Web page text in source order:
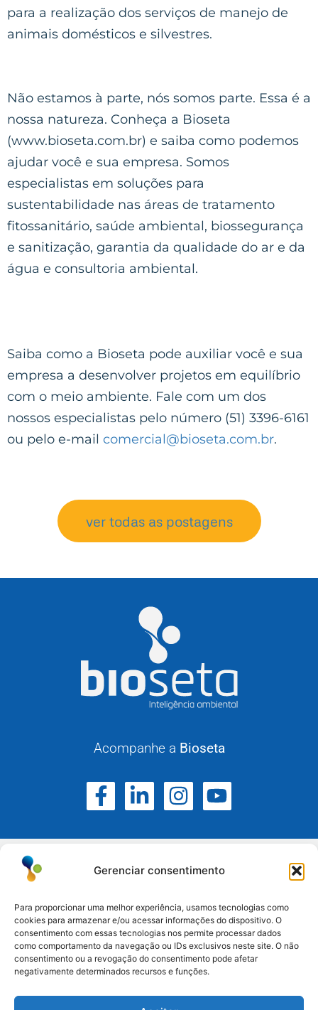
Gerenciar consentimento
Para proporcionar uma melhor experiência, usamos tecnologias como
cookies para armazenar e/ou acessar informações do dispositivo. O
consentimento com essas tecnologias nos permite processar dados
como comportamento da navegação ou IDs exclusivos neste site. O não
consentimento ou a revogação do consentimento pode afetar
negativamente determinados recursos e funções.
para a realização dos serviços de manejo de
animais domésticos e silvestres.
Não estamos à parte, nós somos parte. Essa é a
nossa natureza. Conheça a Bioseta
(www.bioseta.com.br) e saiba como podemos
ajudar você e sua empresa. Somos
especialistas em soluções para
sustentabilidade nas áreas de tratamento
fitossanitário, saúde ambiental, biossegurança
e sanitização, garantia da qualidade do ar e da
água e consultoria ambiental.
Saiba como a Bioseta pode auxiliar você e sua
empresa a desenvolver projetos em equilíbrio
com o meio ambiente. Fale com um dos
nossos especialistas pelo número (51) 3396-6161
ou pelo e-mail comercial@bioseta.com.br.
ver todas as postagens
Acompanhe a Bioseta
Atuamos no Rio Grande do Sul, Santa Catarina e
Paraná.